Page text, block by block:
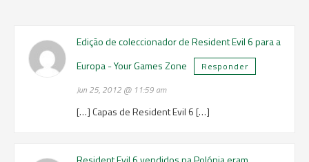
Edição de coleccionador de Resident Evil 6 para a
Europa - Your Games Zone
Responder
Jun 25, 2012 @ 11:59 am
[…] Capas de Resident Evil 6 […]